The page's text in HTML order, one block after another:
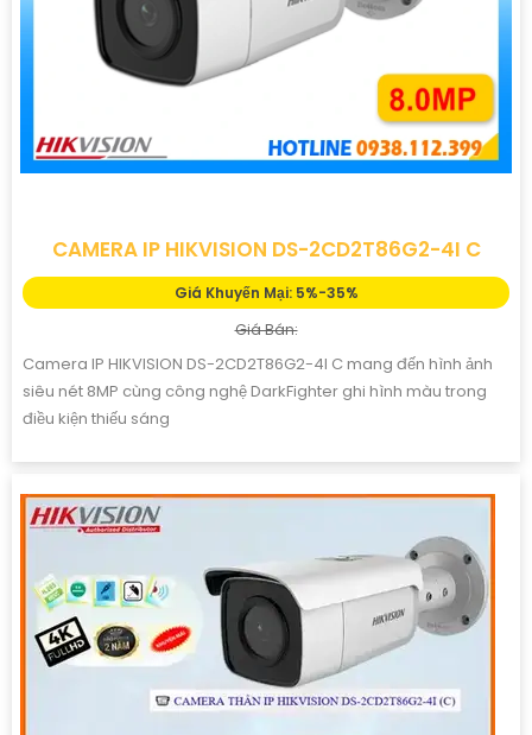
CAMERA IP HIKVISION DS-2CD2T86G2-4I C
Giá Khuyến Mại: 5%-35%
Giá Bán:
Camera IP HIKVISION DS-2CD2T86G2-4I C mang đến hình ảnh
siêu nét 8MP cùng công nghệ DarkFighter ghi hình màu trong
điều kiện thiếu sáng